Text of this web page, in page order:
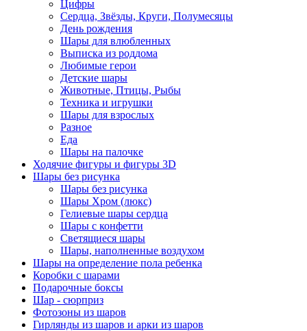
Цифры
Сердца, Звёзды, Круги, Полумесяцы
День рождения
Шары для влюбленных
Выписка из роддома
Любимые герои
Детские шары
Животные, Птицы, Рыбы
Техника и игрушки
Шары для взрослых
Разное
Еда
Шары на палочке
Ходячие фигуры и фигуры 3D
Шары без рисунка
Шары без рисунка
Шары Хром (люкс)
Гелиевые шары сердца
Шары с конфетти
Светящиеся шары
Шары, наполненные воздухом
Шары на определение пола ребенка
Коробки с шарами
Подарочные боксы
Шар - сюрприз
Фотозоны из шаров
Гирлянды из шаров и арки из шаров